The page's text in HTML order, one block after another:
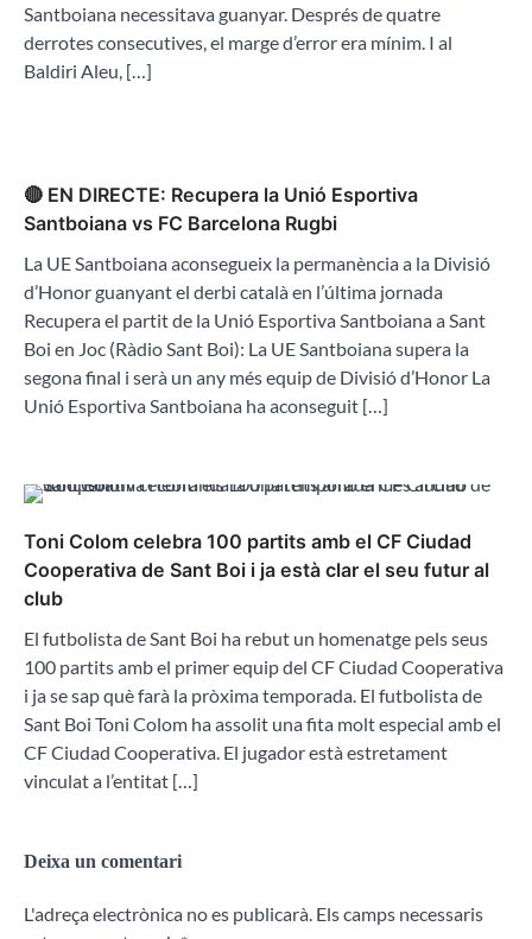
Santboiana necessitava guanyar. Després de quatre
derrotes consecutives, el marge d’error era mínim. I al
Baldiri Aleu, […]
🔴 EN DIRECTE: Recupera la Unió Esportiva
Santboiana vs FC Barcelona Rugbi
La UE Santboiana aconsegueix la permanència a la Divisió
d’Honor guanyant el derbi català en l’última jornada
Recupera el partit de la Unió Esportiva Santboiana a Sant
Boi en Joc (Ràdio Sant Boi): La UE Santboiana supera la
segona final i serà un any més equip de Divisió d’Honor La
Unió Esportiva Santboiana ha aconseguit […]
Toni Colom celebra 100 partits amb el CF Ciudad
Cooperativa de Sant Boi i ja està clar el seu futur al
club
El futbolista de Sant Boi ha rebut un homenatge pels seus
100 partits amb el primer equip del CF Ciudad Cooperativa
i ja se sap què farà la pròxima temporada. El futbolista de
Sant Boi Toni Colom ha assolit una fita molt especial amb el
CF Ciudad Cooperativa. El jugador està estretament
vinculat a l’entitat […]
Deixa un comentari
L'adreça electrònica no es publicarà. Els camps necessaris